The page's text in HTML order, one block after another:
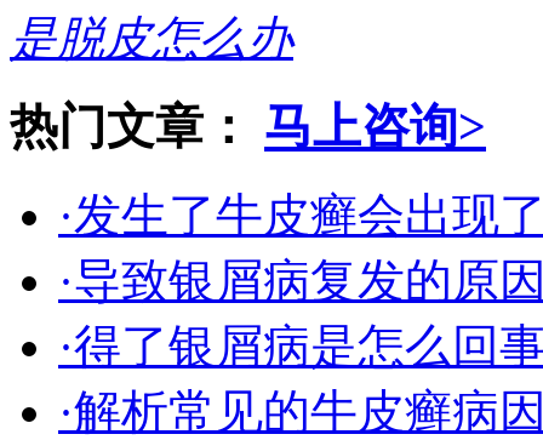
是脱皮怎么办
热门文章： 马上咨询>
·发生了牛皮癣会出现
·导致银屑病复发的原
·得了银屑病是怎么回
·解析常见的牛皮癣病